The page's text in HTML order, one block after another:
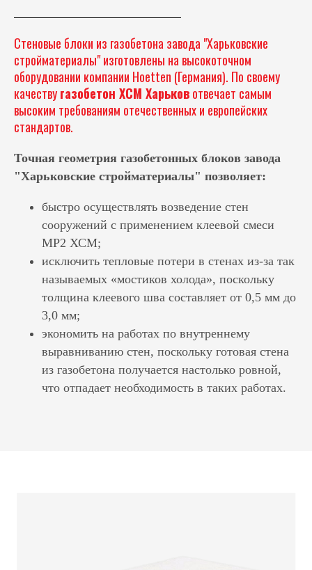
Стеновые блоки из газобетона завода "Харьковские
стройматериалы" изготовлены на высокоточном
оборудовании компании Hoetten (Германия). По своему
качествугазобетон ХСМ Харьковотвечает самым
высоким требованиям отечественных и европейских
стандартов.
Точная геометрия газобетонных блоков завода
"Харьковские стройматериалы" позволяет:
быстро осуществлять возведение стен
сооружений с применением клеевой смеси
МР2 ХСМ;
исключить тепловые потери в стенах из-за так
называемых «мостиков холода», поскольку
толщина клеевого шва составляет от 0,5 мм до
3,0 мм;
экономить на работах по внутреннему
выравниванию стен, поскольку готовая стена
из газобетона получается настолько ровной,
что отпадает необходимость в таких работах.